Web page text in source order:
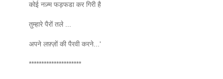
कोई नज़्म फड़फडा कर गिरी है
तुम्हारे पैरों तले ...
अपने लफ़्ज़ों की पैरवी करने...'
*********************